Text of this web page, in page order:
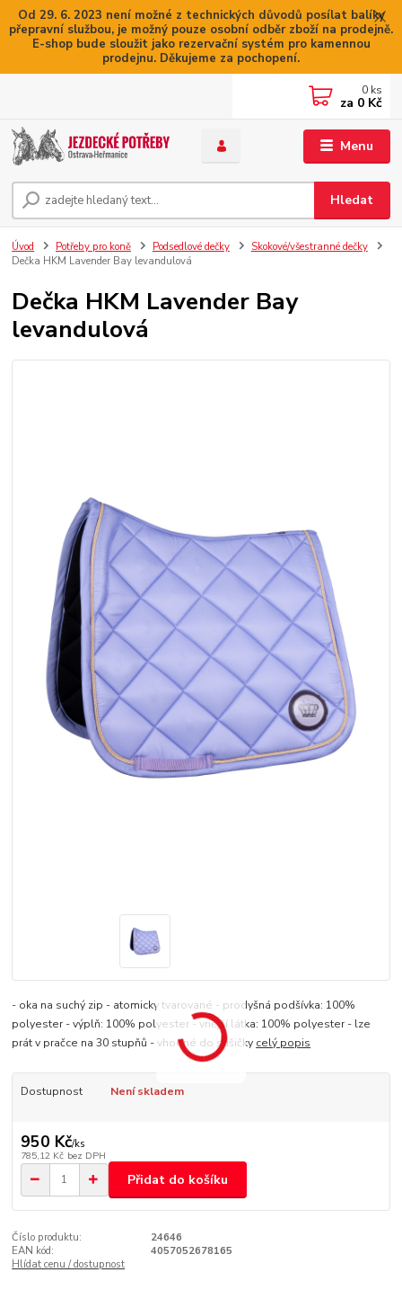
Od 29. 6. 2023 není možné z technických důvodů posílat balíky
přepravní službou, je možný pouze osobní odběr zboží na prodejně.
E-shop bude sloužit jako rezervační systém pro kamennou
prodejnu. Děkujeme za pochopení.
Menu
Hledat
0 ks
za 0 Kč
Úvod Potřeby pro koně Podsedlové dečky
Skokové/všestranné dečky
Dečka HKM Lavender Bay levandulová
Dečka HKM Lavender Bay
levandulová
- oka na suchý zip - atomicky tvarované - prodyšná podšívka: 100%
polyester - výplň: 100% polyester - vnější látka: 100% polyester - lze
prát v pračce na 30 stupňů - vhodné do sušičky celý popis
Dostupnost Není skladem
950 Kč/ks
785,12 Kč bez DPH
Přidat do košíku
Číslo produktu:
24646
EAN kód:
4057052678165
Hlídat cenu / dostupnost